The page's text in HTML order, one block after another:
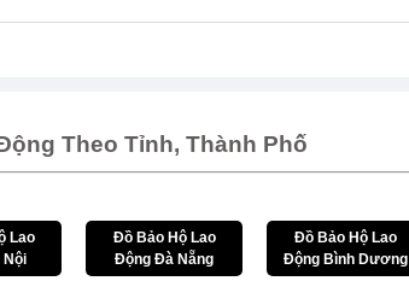
Theo Tỉnh, Thành Phố
Lao
Nội
Đồ Bảo Hộ Lao
Động Đà Nẵng
Đồ Bảo Hộ Lao
Động Bình Dương